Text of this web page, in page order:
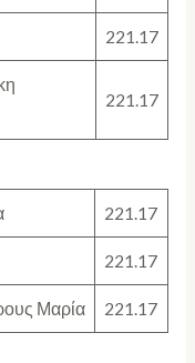
221.17
221.17
221.17
221.17
Μαρία
221.17